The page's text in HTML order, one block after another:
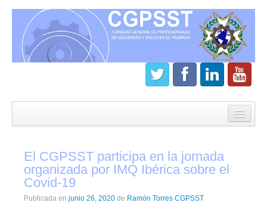
¿Que es el Consejo?
Estatutos
El CGPSST participa en la jornada
organizada por IMQ Ibérica sobre el
Covid-19
Publicada en junio 26, 2020 de Ramón Torres CGPSST